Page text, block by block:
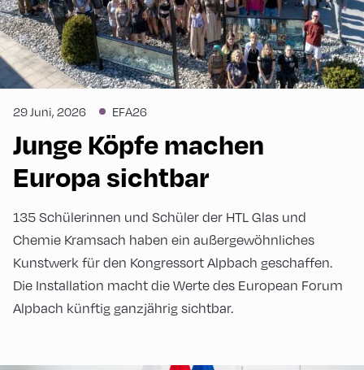
29 Juni, 2026 EFA26
Junge Köpfe machen
Europa sichtbar
135 Schülerinnen und Schüler der HTL Glas und
Chemie Kramsach haben ein außergewöhnliches
Kunstwerk für den Kongressort Alpbach geschaffen.
Die Installation macht die Werte des European Forum
Alpbach künftig ganzjährig sichtbar.